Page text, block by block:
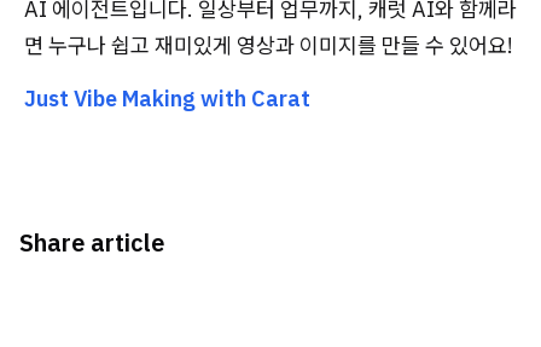
AI 에이전트입니다. 일상부터 업무까지, 캐럿 AI와 함께라
면 누구나 쉽고 재미있게 영상과 이미지를 만들 수 있어요!
Just Vibe Making with Carat
Share article